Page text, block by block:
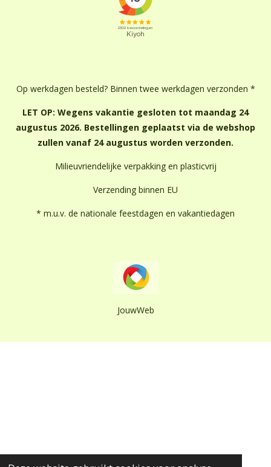
Op werkdagen besteld? Binnen twee werkdagen verzonden *
LET OP: Wegens vakantie gesloten tot maandag 24
augustus 2026. Bestellingen geplaatst via de webshop
zullen vanaf 24 augustus worden verzonden.
Milieuvriendelijke verpakking en plasticvrij
Verzending binnen EU
* m.u.v. de nationale feestdagen en vakantiedagen
JouwWeb